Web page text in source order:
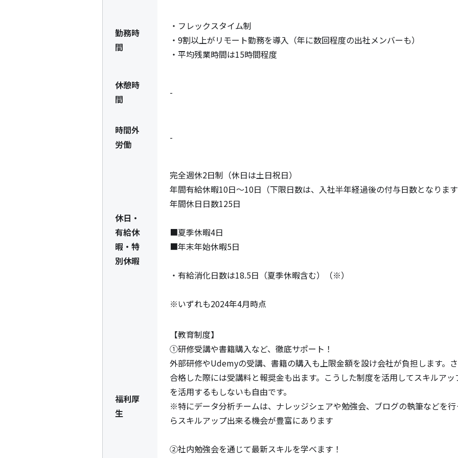
勤務時
間
・フレックスタイム制
・9割以上がリモート勤務を導入（年に数回程度の出社メンバーも）
・平均残業時間は15時間程度
休憩時
間
-
時間外
労働
-
休日・
有給休
暇・特
別休暇
完全週休2日制（休日は土日祝日）
年間有給休暇10日～10日（下限日数は、入社半年経過後の付与日数となりま
年間休日日数125日
■夏季休暇4日
■年末年始休暇5日
・有給消化日数は18.5日（夏季休暇含む）（※）
※いずれも2024年4月時点
福利厚
生
【教育制度】
①研修受講や書籍購入など、徹底サポート！
外部研修やUdemyの受講、書籍の購入も上限金額を設け会社が負担します。
合格した際には受講料と報奨金も出ます。こうした制度を活用してスキルア
を活用するもしないも自由です。
※特にデータ分析チームは、ナレッジシェアや勉強会、ブログの執筆などを
らスキルアップ出来る機会が豊富にあります
②社内勉強会を通じて最新スキルを学べます！